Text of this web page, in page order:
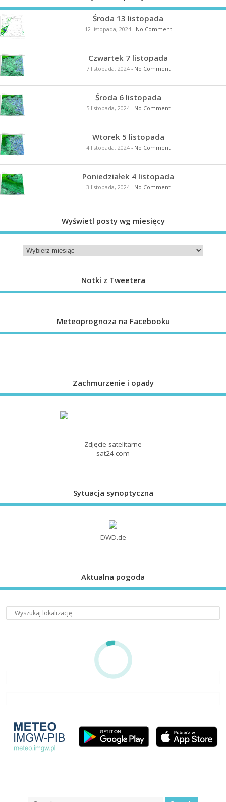
Środa 13 listopada
12 listopada, 2024- No Comment
Czwartek 7 listopada
7 listopada, 2024- No Comment
Środa 6 listopada
5 listopada, 2024- No Comment
Wtorek 5 listopada
4 listopada, 2024- No Comment
Poniedziałek 4 listopada
3 listopada, 2024- No Comment
Wyświetl posty wg miesięcy
Notki z Tweetera
Meteoprognoza na Facebooku
Zachmurzenie i opady
Zdjęcie satelitarne
sat24.com
Sytuacja synoptyczna
DWD.de
Aktualna pogoda